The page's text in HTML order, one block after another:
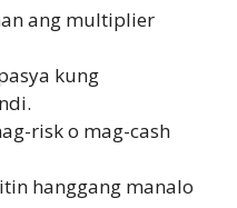
ang multiplier
kung
risk o mag-cash
hanggang manalo